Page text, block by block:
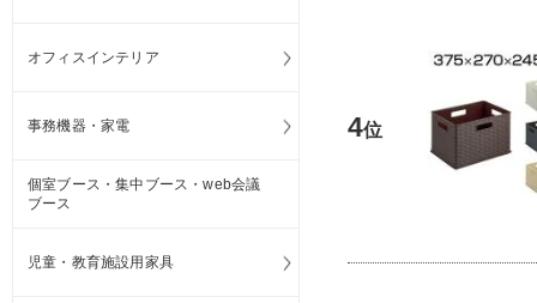
4位
オフィスインテリア
事務機器・家電
個室ブース・集中ブース・web会議
ブース
児童・教育施設用家具